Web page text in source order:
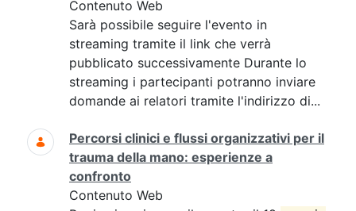
Contenuto Web
Sarà possibile seguire l'evento in
streaming tramite il link che verrà
pubblicato successivamente Durante lo
streaming i partecipanti potranno inviare
domande ai relatori tramite l'indirizzo di...
Percorsi clinici e flussi organizzativi per il
trauma della mano: esperienze a
confronto
Contenuto Web